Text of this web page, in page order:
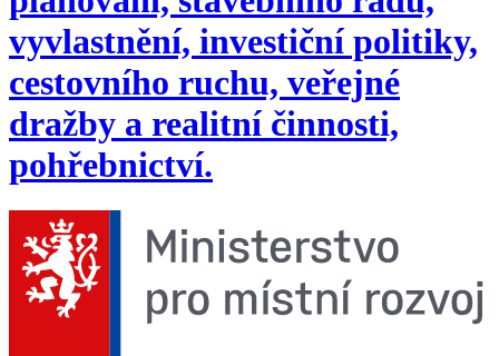
vyvlastnění, investiční politiky,
cestovního ruchu, veřejné
dražby a realitní činnosti,
pohřebnictví.